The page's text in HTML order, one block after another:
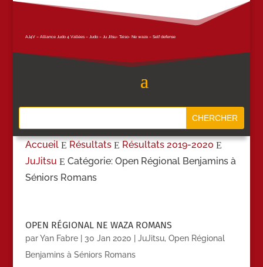
AJ4V – Alliance Judo 4 Vallées – Judo – Ju Jitsu- Taiso- Ne waza – Self defense
Accueil E Résultats E Résultats 2019-2020 E
JuJitsu E Catégorie: Open Régional Benjamins à
Séniors Romans
OPEN RÉGIONAL NE WAZA ROMANS
parYan Fabre| 30 Jan 2020 JuJitsu, Open Régional
Benjamins à Séniors Romans